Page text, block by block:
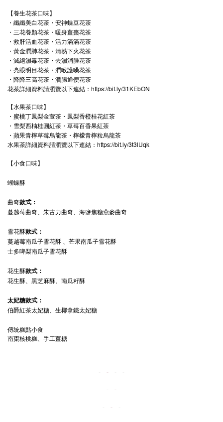
【養生花茶口味】
・纖纖美白花茶・安神蝶豆花茶
・三花養顏花茶・暖身薑棗花茶
・救肝活血花茶・活力滿滿花茶
・黃金潤肺花茶・清熱下火花茶
・滅絕濕毒花茶・去濕消腫花茶
・亮眼明目花茶・潤喉護嗓花茶
・降降三高花茶・潤腸通便花茶
花茶詳細資料請瀏覽以下連結：https://bit.ly/31KEbON
【水果茶口味】
・蜜桃丁鳳梨金萱茶・鳳梨香橙桂花紅茶
・雪梨西柚桂圓紅茶・草莓百香果紅茶
・蘋果青檸草莓烏龍茶・檸檬青檸粒烏龍茶
水果茶詳細資料請瀏覽以下連結：https://bit.ly/3t3lUqk
【小食口味】
蝴蝶酥
曲奇款式：
蔓越莓曲奇、朱古力曲奇、海鹽焦糖燕麥曲奇
雪花酥款式：
蔓越莓南瓜子雪花酥 、芒果南瓜子雪花酥
士多啤梨南瓜子雪花酥
花生酥款式：
花生酥、黑芝麻酥、南瓜籽酥
太妃糖款式：
伯爵紅茶太妃糖、生椰拿鐵太妃糖
傳統糕點小食
南棗核桃糕、手工薑糖